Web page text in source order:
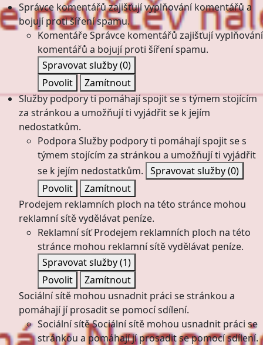
Správce komentářů zajišťují vyplňování komentářů a
bojují proti šíření spamu.
KomentářeSprávce komentářů zajišťují vyplňování
komentářů a bojují proti šíření spamu.
Spravovat služby(0)
Povolit
Zamítnout
Služby podpory ti pomáhají spojit se s týmem stojícím
za stránkou a umožňují ti vyjádřit se k jejím
nedostatkům.
Podpora Služby podpory ti pomáhají spojit se s
týmem stojícím za stránkou a umožňují ti vyjádřit
se k jejím nedostatkům. Spravovat služby(0)
Povolit
Zamítnout
Prodejem reklamních ploch na této stránce mohou
reklamní sítě vydělávat peníze.
Reklamní síť Prodejem reklamních ploch na této
stránce mohou reklamní sítě vydělávat peníze.
Spravovat služby(1)
Povolit
Zamítnout
Sociální sítě mohou usnadnit práci se stránkou a
pomáhají jí prosadit se pomocí sdílení.
Sociální sítěSociální sítě mohou usnadnit práci se
stránkou a pomáhají jí prosadit se pomocí sdílení.